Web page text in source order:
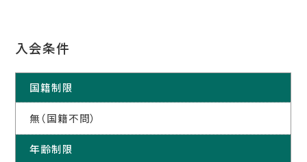
入会条件
国籍制限
無（国籍不問）
年齢制限